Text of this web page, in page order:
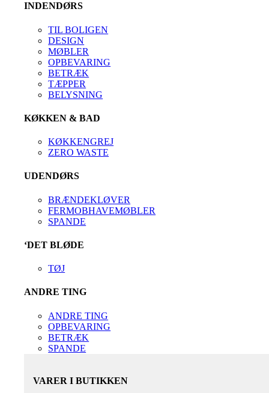
INDENDØRS
TIL BOLIGEN
DESIGN
MØBLER
OPBEVARING
BETRÆK
TÆPPER
BELYSNING
KØKKEN & BAD
KØKKENGREJ
ZERO WASTE
UDENDØRS
BRÆNDEKLØVER
FERMOBHAVEMØBLER
SPANDE
‘DET BLØDE
TØJ
ANDRE TING
ANDRE TING
OPBEVARING
BETRÆK
SPANDE
VARER I BUTIKKEN